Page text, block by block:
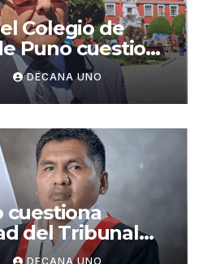
Colegio de
Puno cuestiona
seguridad
DECANA UNO
cuestiona
del Tribunal
tras liberación
DECANA UNO